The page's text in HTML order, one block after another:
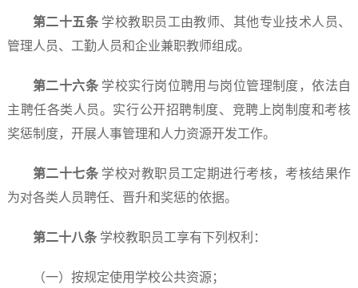
第二十五条 学校教职员工由教师、其他专业技术人员、
管理人员、工勤人员和企业兼职教师组成。
第二十六条 学校实行岗位聘用与岗位管理制度，依法自
主聘任各类人员。实行公开招聘制度、竞聘上岗制度和考核
奖惩制度，开展人事管理和人力资源开发工作。
第二十七条 学校对教职员工定期进行考核，考核结果作
为对各类人员聘任、晋升和奖惩的依据。
第二十八条学校教职员工享有下列权利：
（一）按规定使用学校公共资源；